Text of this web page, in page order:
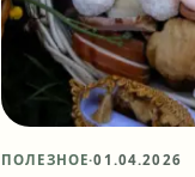
ПОЛЕЗНОЕ·01.04.2026